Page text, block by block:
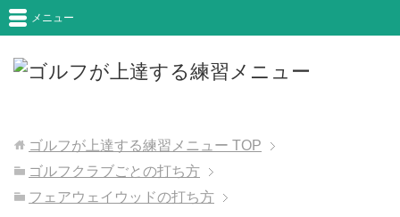
メニュー
ゴルフが上達する練習メニュー TOP
ゴルフクラブごとの打ち方
フェアウェイウッドの打ち方